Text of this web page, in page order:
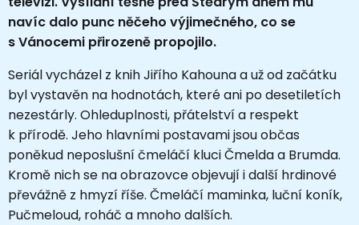
navíc dalo punc něčeho výjimečného, co se
s Vánocemi přirozeně propojilo.
Seriál vycházel z knih Jiřího Kahouna a už od začátku
byl vystavěn na hodnotách, které ani po desetiletích
nezestárly. Ohleduplnosti, přátelství a respekt
k přírodě. Jeho hlavními postavami jsou občas
poněkud neposlušní čmeláčí kluci Čmelda a Brumda.
Kromě nich se na obrazovce objevují i další hrdinové
převážně z hmyzí říše. Čmeláčí maminka, luční koník,
Pučmeloud, roháč a mnoho dalších.